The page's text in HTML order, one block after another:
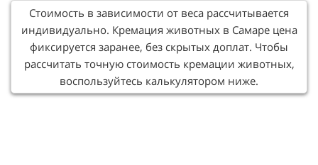
Стоимость в зависимости от веса рассчитывается
индивидуально. Кремация животных в Самаре цена
фиксируется заранее, без скрытых доплат. Чтобы
рассчитать точную стоимость кремации животных,
воспользуйтесь калькулятором ниже.